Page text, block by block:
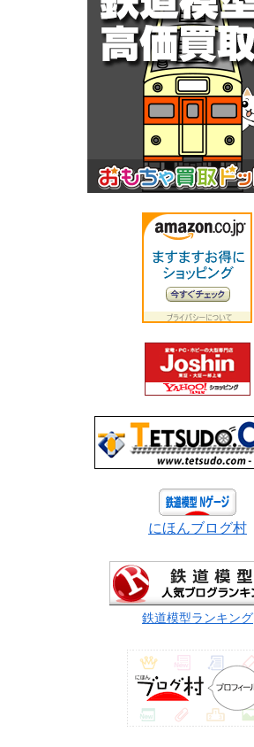
にほんブログ村
鉄道模型ランキング